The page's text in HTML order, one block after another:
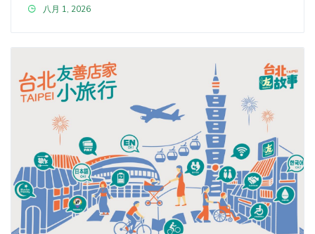
八月 1, 2026